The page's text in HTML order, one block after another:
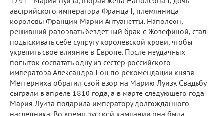
австрийского императора Франца I, племянница
королевы Франции Марии Антуанетты. Наполеон,
решивший разорвать бездетный брак с Жозефиной, стал
подыскивать себе супругу королевской крови, чтобы
укрепить свое влияние в Европе. После неудачных
попыток сосватать одну из сестер российского
императора Александра I он по рекомендации князя
Меттерниха обратил свой взор на Марию Луизу. Свадьбу
сыграли в апреле 1810 года, а в марте следующего года
Мария Луиза подарила императору долгожданного
наследника. Во время русской кампании она была